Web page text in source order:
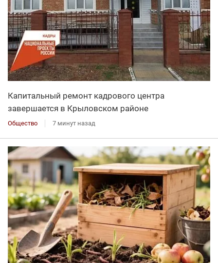
Капитальный ремонт кадрового центра
завершается в Крыловском районе
Общество 7 минут назад